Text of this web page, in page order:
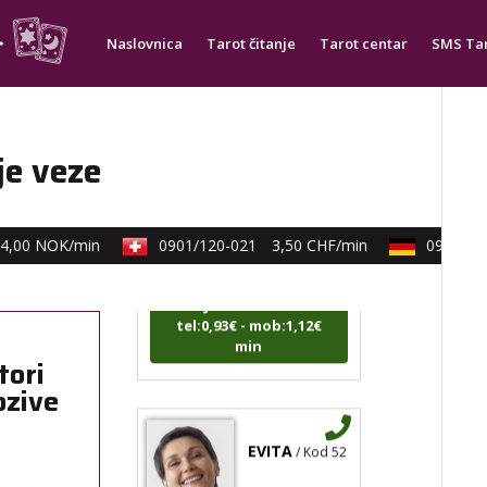
Naslovnica Tarot čitanje Tarot centar SMS
veze
NOK/min 0901/120-021 3,50 CHF/min 0900/
Tarot savjetnik je slobodan
TEHNIKE:tarot, razgovori
tel:0,93€ - mob:1,12€
min
/ Kod 52